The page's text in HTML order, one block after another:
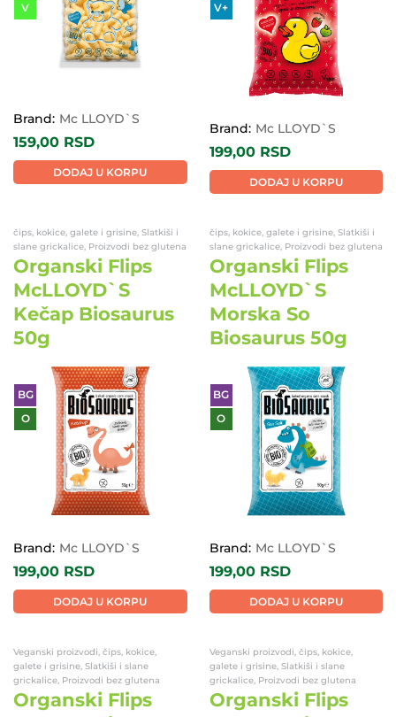
V
Brand: Mc LLOYD`S
159,00 RSD
DODAJ U KORPU
V+
Brand: Mc LLOYD`S
199,00 RSD
DODAJ U KORPU
čips, kokice, galete i grisine, Slatkiši i
slane grickalice, Proizvodi bez glutena
Organski Flips
McLLOYD`S
Kečap Biosaurus
50g
BG
O
Brand: Mc LLOYD`S
199,00 RSD
DODAJ U KORPU
čips, kokice, galete i grisine, Slatkiši i
slane grickalice, Proizvodi bez glutena
Organski Flips
McLLOYD`S
Morska So
Biosaurus 50g
BG
O
Brand: Mc LLOYD`S
199,00 RSD
DODAJ U KORPU
Veganski proizvodi, čips, kokice,
galete i grisine, Slatkiši i slane
grickalice, Proizvodi bez glutena
Organski Flips
Veganski proizvodi, čips, kokice,
galete i grisine, Slatkiši i slane
grickalice, Proizvodi bez glutena
Organski Flips